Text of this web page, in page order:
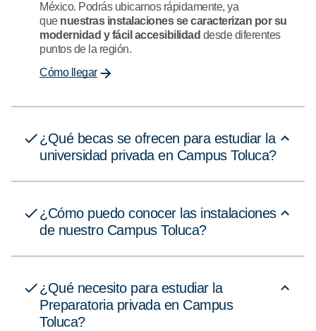
México. Podrás ubicarnos rápidamente, ya
que nuestras instalaciones se caracterizan por su
modernidad y fácil accesibilidad desde diferentes
puntos de la región.
Cómo llegar
¿Qué becas se ofrecen para estudiar la
universidad privada en Campus Toluca?
¿Cómo puedo conocer las instalaciones
de nuestro Campus Toluca?
¿Qué necesito para estudiar la
Preparatoria privada en Campus
Toluca?